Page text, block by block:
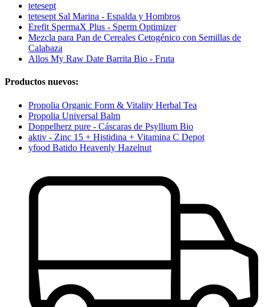
tetesept
tetesept Sal Marina - Espalda y Hombros
Erefit SpermaX Plus - Sperm Optimizer
Mezcla para Pan de Cereales Cetogénico con Semillas de
Calabaza
Allos My Raw Date Barrita Bio - Fruta
Productos nuevos:
Propolia Organic Form & Vitality Herbal Tea
Propolia Universal Balm
Doppelherz pure - Cáscaras de Psyllium Bio
aktiv - Zinc 15 + Histidina + Vitamina C Depot
yfood Batido Heavenly Hazelnut